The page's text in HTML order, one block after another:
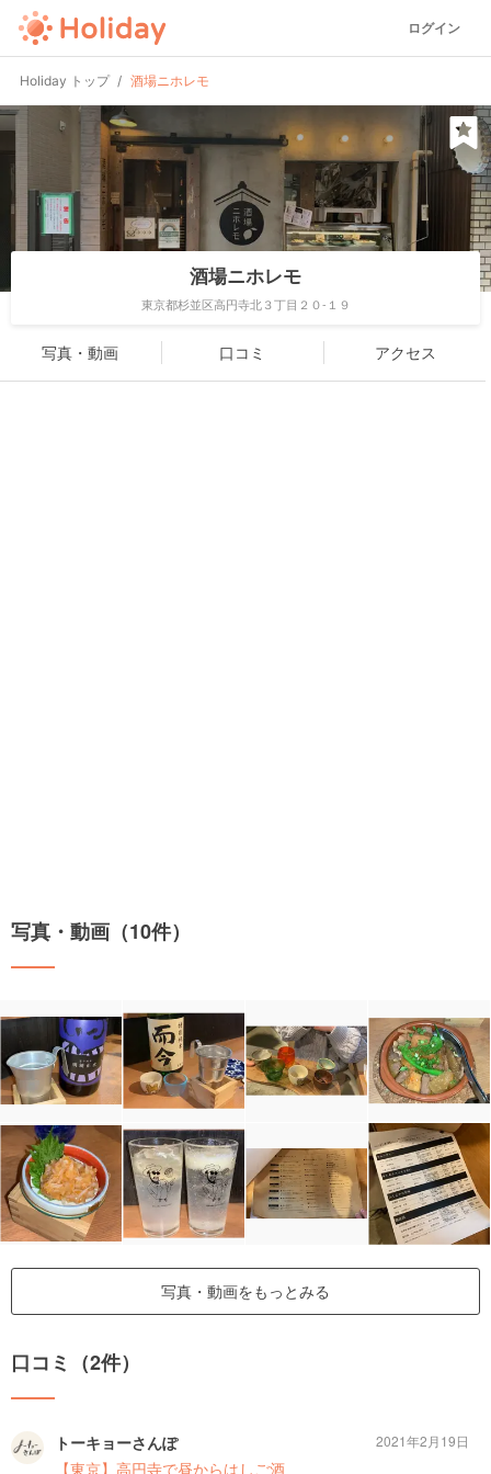
ログイン
Holiday トップ 酒場ニホレモ
酒場ニホレモ
東京都杉並区高円寺北３丁目２０-１９
写真・動画 口コミ アクセス
写真・動画（10件）
写真・動画をもっとみる
口コミ（2件）
トーキョーさんぽ
【東京】高円寺で昼からはしご酒
2021年2月19日